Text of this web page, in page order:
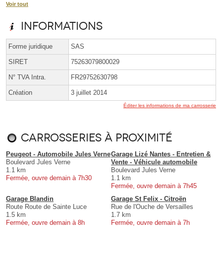
Voir tout
Informations
Forme juridique SAS
SIRET 75263079800029
N° TVA Intra. FR29752630798
Création 3 juillet 2014
Éditer les informations de ma carrosserie
Carrosseries à proximité
Peugeot - Automobile Jules Verne
Boulevard Jules Verne
1.1 km
Fermée, ouvre demain à 7h30
Garage Lizé Nantes - Entretien &
Vente - Véhicule automobile
Boulevard Jules Verne
1.1 km
Fermée, ouvre demain à 7h45
Garage Blandin
Route Route de Sainte Luce
1.5 km
Fermée, ouvre demain à 8h
Garage St Felix - Citroën
Rue de l'Ouche de Versailles
1.7 km
Fermée, ouvre demain à 7h